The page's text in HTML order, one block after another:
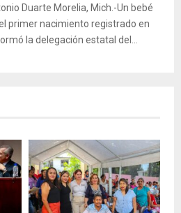
Duarte Morelia, Mich.-Un bebé
primer nacimiento registrado en
la delegación estatal del...